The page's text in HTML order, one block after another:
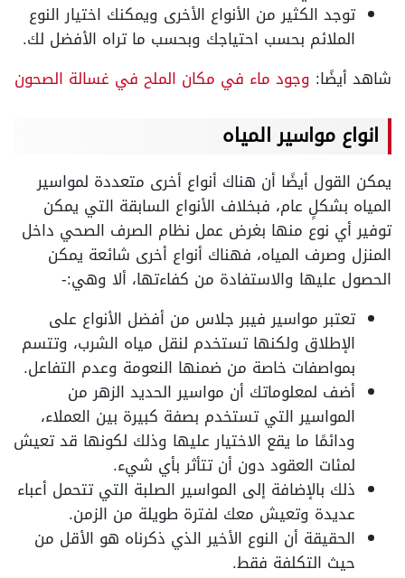
توجد الكثير من الأنواع الأخرى ويمكنك اختيار النوع
الملائم بحسب احتياجك وبحسب ما تراه الأفضل لك.
شاهد أيضًا: وجود ماء في مكان الملح في غسالة الصحون
انواع مواسير المياه
يمكن القول أيضًا أن هناك أنواع أخرى متعددة لمواسير
المياه بشكلٍ عام، فبخلاف الأنواع السابقة التي يمكن
توفير أي نوع منها بغرض عمل نظام الصرف الصحي داخل
المنزل وصرف المياه، فهناك أنواع أخرى شائعة يمكن
الحصول عليها والاستفادة من كفاءتها، ألا وهي:-
تعتبر مواسير فيبر جلاس من أفضل الأنواع على
الإطلاق ولكنها تستخدم لنقل مياه الشرب، وتتسم
بمواصفات خاصة من ضمنها النعومة وعدم التفاعل.
أضف لمعلوماتك أن مواسير الحديد الزهر من
المواسير التي تستخدم بصفة كبيرة بين العملاء،
ودائمًا ما يقع الاختيار عليها وذلك لكونها قد تعيش
لمئات العقود دون أن تتأثر بأي شيء.
ذلك بالإضافة إلى المواسير الصلبة التي تتحمل أعباء
عديدة وتعيش معك لفترة طويلة من الزمن.
الحقيقة أن النوع الأخير الذي ذكرناه هو الأقل من
حيث التكلفة فقط.